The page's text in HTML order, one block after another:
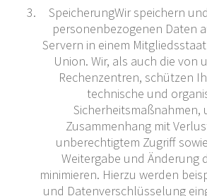
SpeicherungWir speichern
personenbezogenen Daten
Servern in einem
Union. Wir, als auch die von
Rechenzentren, schützen
technische und
Sicherheitsmaßnahmen,
Zusammenhang mit
unberechtigtem Zugriff
Weitergabe und Änderung
minimieren. Hierzu werden
und Datenverschlüsselung